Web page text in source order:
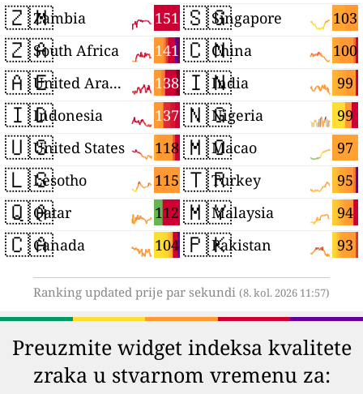
🇿🇲 151
Zambia
🇿🇦 141
South Africa
🇦🇪 138
United Arab Emirates
🇮🇩 137
Indonesia
🇺🇸 118
United States
🇱🇸 115
Lesotho
🇶🇦 112
Qatar
🇨🇦 104
Canada
🇸🇬 103
Singapore
🇨🇳 100
China
🇮🇳 99
India
🇳🇬 99
Nigeria
🇲🇴 97
Macao
🇹🇷 95
Turkey
🇲🇾 94
Malaysia
🇵🇰 93
Pakistan
Ranking updated prije par sekundi (8. kol. 2026 11:57)
Preuzmite widget indeksa kvalitete
zraka u stvarnom vremenu za: